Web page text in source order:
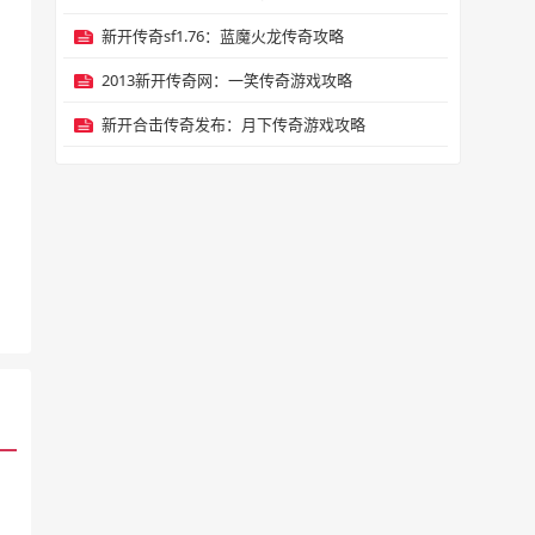
新开传奇sf1.76：蓝魔火龙传奇攻略
2013新开传奇网：一笑传奇游戏攻略
新开合击传奇发布：月下传奇游戏攻略